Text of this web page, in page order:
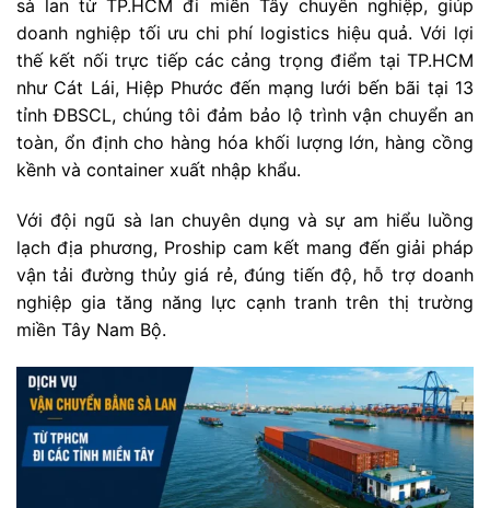
sà lan từ TP.HCM đi miền Tây chuyên nghiệp, giúp
doanh nghiệp tối ưu chi phí logistics hiệu quả. Với lợi
thế kết nối trực tiếp các cảng trọng điểm tại TP.HCM
như Cát Lái, Hiệp Phước đến mạng lưới bến bãi tại 13
tỉnh ĐBSCL, chúng tôi đảm bảo lộ trình vận chuyển an
toàn, ổn định cho hàng hóa khối lượng lớn, hàng cồng
kềnh và container xuất nhập khẩu.
Với đội ngũ sà lan chuyên dụng và sự am hiểu luồng
lạch địa phương, Proship cam kết mang đến giải pháp
vận tải đường thủy giá rẻ, đúng tiến độ, hỗ trợ doanh
nghiệp gia tăng năng lực cạnh tranh trên thị trường
miền Tây Nam Bộ.